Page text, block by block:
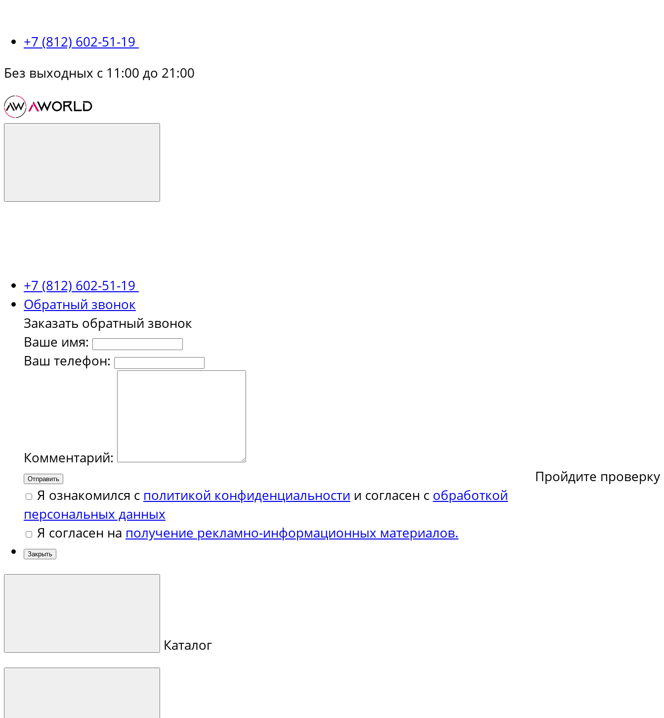
+7 (812) 602-51-19
Без выходных с 11:00 до 21:00
+7 (812) 602-51-19
Обратный звонок
Заказать обратный звонок
Ваше имя:
Ваш телефон:
Комментарий:
Пройдите проверку
Отправить
Я ознакомился с политикой конфиденциальности и согласен с обработкой
персональных данных
Я согласен на получение рекламно-информационных материалов.
Закрыть
Каталог